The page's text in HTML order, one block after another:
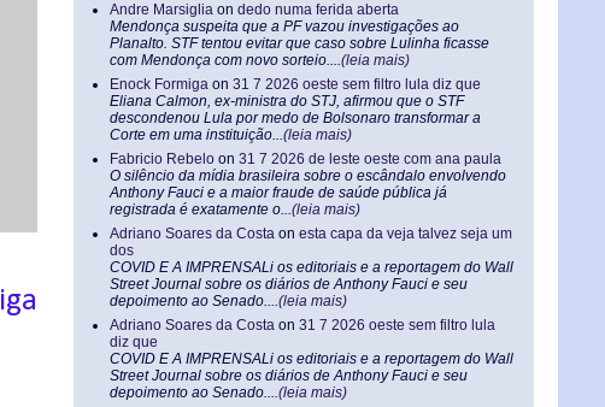
Andre Marsiglia on dedo numa ferida aberta
Mendonça suspeita que a PF vazou investigações ao
Planalto. STF tentou evitar que caso sobre Lulinha ficasse
com Mendonça com novo sorteio....(leia mais)
Enock Formiga on 31 7 2026 oeste sem filtro lula diz que
Eliana Calmon, ex-ministra do STJ, afirmou que o STF
descondenou Lula por medo de Bolsonaro transformar a
Corte em uma instituição...(leia mais)
Fabricio Rebelo on 31 7 2026 de leste oeste com ana paula
O silêncio da mídia brasileira sobre o escândalo envolvendo
Anthony Fauci e a maior fraude de saúde pública já
registrada é exatamente o...(leia mais)
Adriano Soares da Costa on esta capa da veja talvez seja um
dos
COVID E A IMPRENSALi os editoriais e a reportagem do Wall
Street Journal sobre os diários de Anthony Fauci e seu
depoimento ao Senado....(leia mais)
Adriano Soares da Costa on 31 7 2026 oeste sem filtro lula
diz que
COVID E A IMPRENSALi os editoriais e a reportagem do Wall
Street Journal sobre os diários de Anthony Fauci e seu
depoimento ao Senado....(leia mais)